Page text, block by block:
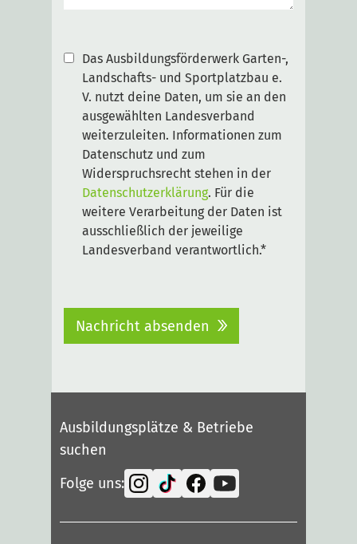
Das Ausbildungsförderwerk Garten-,
Landschafts- und Sportplatzbau e.
V. nutzt deine Daten, um sie an den
ausgewählten Landesverband
weiterzuleiten. Informationen zum
Datenschutz und zum
Widerspruchsrecht stehen in der
Datenschutzerklärung. Für die
weitere Verarbeitung der Daten ist
ausschließlich der jeweilige
Landesverband verantwortlich.*
Nachricht absenden
Ausbildungsplätze & Betriebe
suchen
Folge uns: